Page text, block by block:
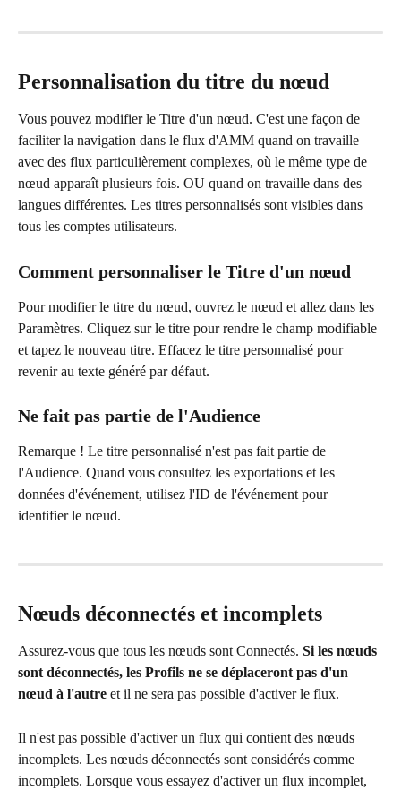
Personnalisation du titre du nœud
Vous pouvez modifier le Titre d'un nœud. C'est une façon de
faciliter la navigation dans le flux d'AMM quand on travaille
avec des flux particulièrement complexes, où le même type de
nœud apparaît plusieurs fois. OU quand on travaille dans des
langues différentes. Les titres personnalisés sont visibles dans
tous les comptes utilisateurs.
Comment personnaliser le Titre d'un nœud
Pour modifier le titre du nœud, ouvrez le nœud et allez dans les
Paramètres. Cliquez sur le titre pour rendre le champ modifiable
et tapez le nouveau titre. Effacez le titre personnalisé pour
revenir au texte généré par défaut.
Ne fait pas partie de l'Audience
Remarque ! Le titre personnalisé n'est pas fait partie de
l'Audience. Quand vous consultez les exportations et les
données d'événement, utilisez l'ID de l'événement pour
identifier le nœud.
Nœuds déconnectés et incomplets
Assurez-vous que tous les nœuds sont Connectés. Si les nœuds
sont déconnectés, les Profils ne se déplaceront pas d'un
nœud à l'autre et il ne sera pas possible d'activer le flux.
Il n'est pas possible d'activer un flux qui contient des nœuds
incomplets. Les nœuds déconnectés sont considérés comme
incomplets. Lorsque vous essayez d'activer un flux incomplet,